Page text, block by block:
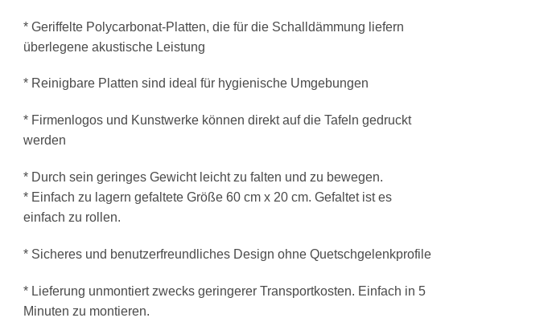
* Geriffelte Polycarbonat-Platten, die für die Schalldämmung liefern
überlegene akustische Leistung
* Reinigbare Platten sind ideal für hygienische Umgebungen
* Firmenlogos und Kunstwerke können direkt auf die Tafeln gedruckt
werden
* Durch sein geringes Gewicht leicht zu falten und zu bewegen.
* Einfach zu lagern gefaltete Größe 60 cm x 20 cm. Gefaltet ist es
einfach zu rollen.
* Sicheres und benutzerfreundliches Design ohne Quetschgelenkprofile
* Lieferung unmontiert zwecks geringerer Transportkosten. Einfach in 5
Minuten zu montieren.